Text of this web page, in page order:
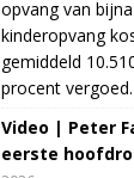
opvang van
kinderopvang
gemiddeld
procent
Video | Peter
eerste